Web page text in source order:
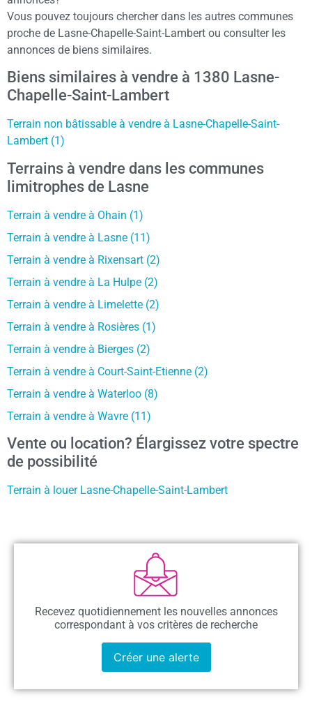
Vous pouvez toujours chercher dans les autres communes
proche de Lasne-Chapelle-Saint-Lambert ou consulter les
annonces de biens similaires.
Biens similaires à vendre à 1380 Lasne-
Chapelle-Saint-Lambert
Terrain non bâtissable à vendre à Lasne-Chapelle-Saint-
Lambert (1)
Terrains à vendre dans les communes
limitrophes de Lasne
Terrain à vendre à Ohain (1)
Terrain à vendre à Lasne (11)
Terrain à vendre à Rixensart (2)
Terrain à vendre à La Hulpe (2)
Terrain à vendre à Limelette (2)
Terrain à vendre à Rosières (1)
Terrain à vendre à Bierges (2)
Terrain à vendre à Court-Saint-Etienne (2)
Terrain à vendre à Waterloo (8)
Terrain à vendre à Wavre (11)
Vente ou location? Élargissez votre spectre
de possibilité
Terrain à louer Lasne-Chapelle-Saint-Lambert
Recevez quotidiennement les nouvelles annonces
correspondant à vos critères de recherche
Créer une alerte